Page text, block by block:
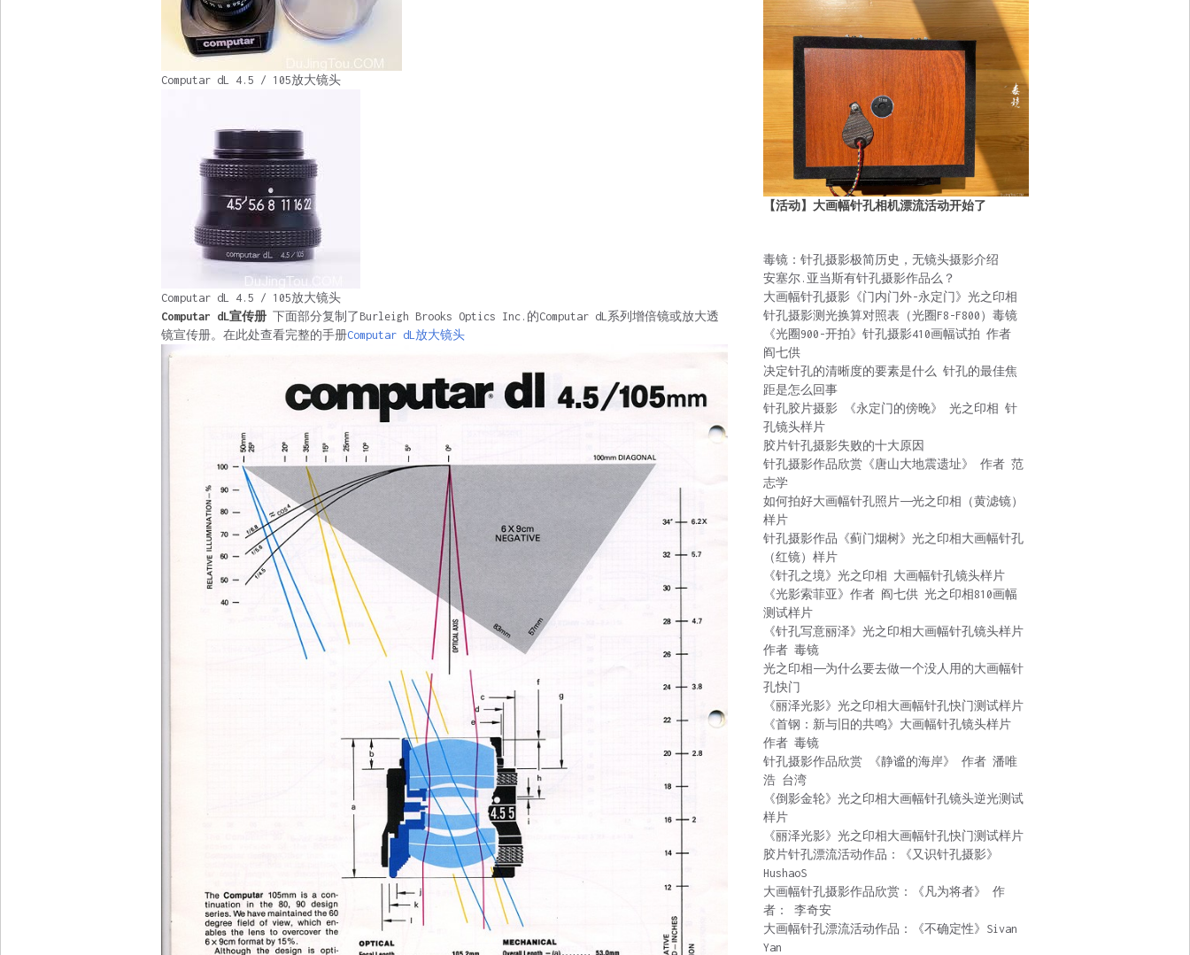
Computar dL 4.5 / 105放大镜头
Computar dL 4.5 / 105放大镜头
Computar dL宣传册 下面部分复制了Burleigh Brooks Optics Inc.的Computar dL系列增倍镜或放大透
镜宣传册。在此处查看完整的手册Computar dL放大镜头
【活动】大画幅针孔相机漂流活动开始了
毒镜：针孔摄影极简历史，无镜头摄影介绍
安塞尔.亚当斯有针孔摄影作品么？
大画幅针孔摄影《门内门外-永定门》光之印相
针孔摄影测光换算对照表（光圈F8-F800）毒镜
《光圈900-开拍》针孔摄影410画幅试拍 作者
阎七供
决定针孔的清晰度的要素是什么 针孔的最佳焦
距是怎么回事
针孔胶片摄影 《永定门的傍晚》 光之印相 针
孔镜头样片
胶片针孔摄影失败的十大原因
针孔摄影作品欣赏《唐山大地震遗址》 作者 范
志学
如何拍好大画幅针孔照片——光之印相（黄滤镜）
样片
针孔摄影作品《蓟门烟树》光之印相大画幅针孔
（红镜）样片
《针孔之境》光之印相 大画幅针孔镜头样片
《光影索菲亚》作者 阎七供 光之印相810画幅
测试样片
《针孔写意丽泽》光之印相大画幅针孔镜头样片
作者 毒镜
光之印相——为什么要去做一个没人用的大画幅针
孔快门
《丽泽光影》光之印相大画幅针孔快门测试样片
《首钢：新与旧的共鸣》大画幅针孔镜头样片
作者 毒镜
针孔摄影作品欣赏 《静谧的海岸》 作者 潘唯
浩 台湾
《倒影金轮》光之印相大画幅针孔镜头逆光测试
样片
《丽泽光影》光之印相大画幅针孔快门测试样片
胶片针孔漂流活动作品：《又识针孔摄影》
HushaoS
大画幅针孔摄影作品欣赏：《凡为将者》 作
者： 李奇安
大画幅针孔漂流活动作品：《不确定性》Sivan
Yan